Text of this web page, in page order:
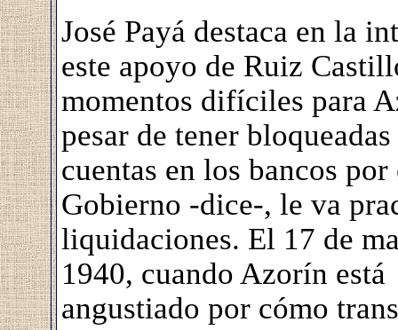
José Payá destaca en la
este apoyo de Ruiz
momentos difíciles para
pesar de tener bloqueadas
cuentas en los bancos por
Gobierno -dice-, le va
liquidaciones. El 17 de
1940, cuando Azorín está
angustiado por cómo